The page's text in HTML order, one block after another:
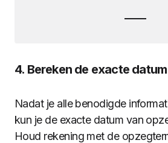
4. Bereken de exacte
Nadat je alle benodigde
kun je de exacte datum van
Houd rekening met de